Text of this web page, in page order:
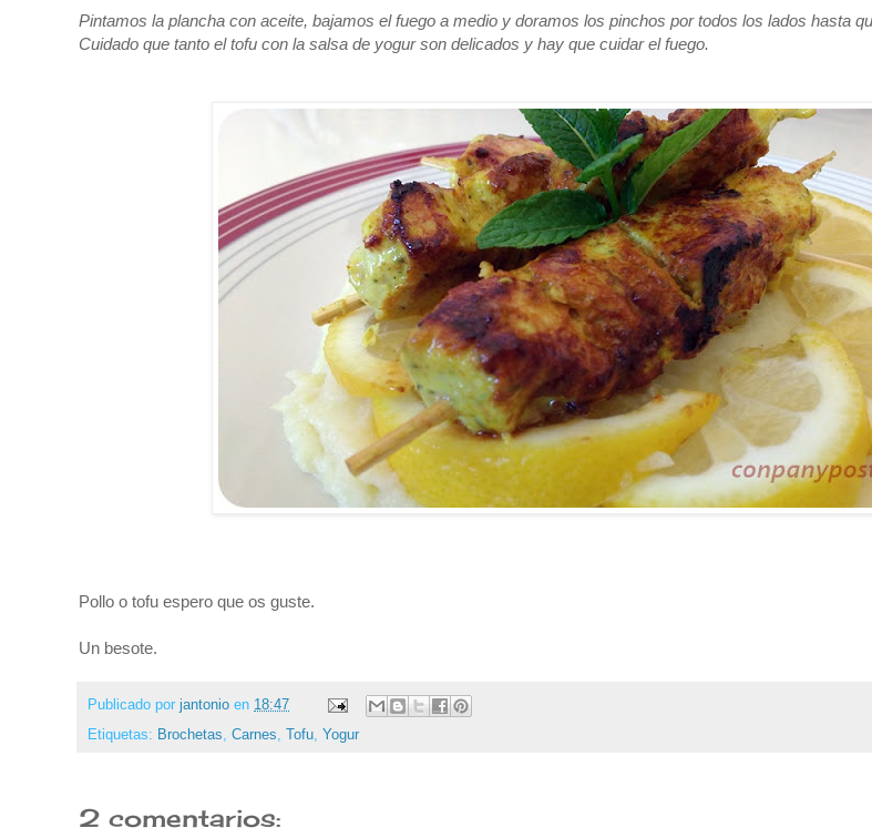
Pintamos la plancha con aceite, bajamos el fuego a medio y doramos los pinchos por todos los lados hasta
Cuidado que tanto el tofu con la salsa de yogur son delicados y hay que cuidar el fuego.
Pollo o tofu espero que os guste.
Un besote.
Publicado por jantonio en 18:47
Etiquetas: Brochetas Carnes Tofu Yogur
2 comentarios: